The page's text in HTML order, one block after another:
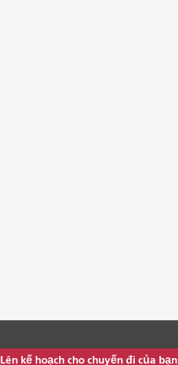
Lên kế hoạch cho chuyến đi của bạn